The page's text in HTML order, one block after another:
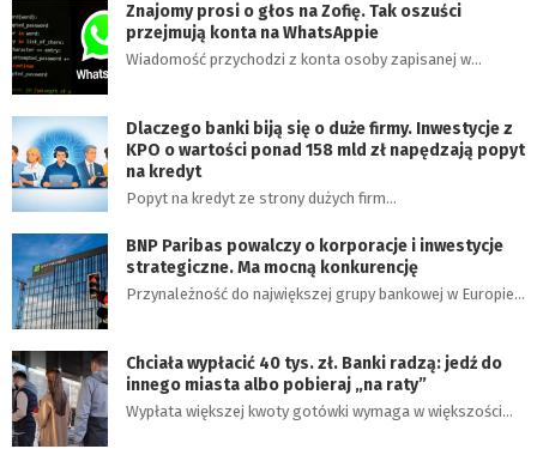
Znajomy prosi o głos na Zofię. Tak oszuści
przejmują konta na WhatsAppie
Wiadomość przychodzi z konta osoby zapisanej w…
Dlaczego banki biją się o duże firmy. Inwestycje z
KPO o wartości ponad 158 mld zł napędzają popyt
na kredyt
Popyt na kredyt ze strony dużych firm…
BNP Paribas powalczy o korporacje i inwestycje
strategiczne. Ma mocną konkurencję
Przynależność do największej grupy bankowej w Europie…
Chciała wypłacić 40 tys. zł. Banki radzą: jedź do
innego miasta albo pobieraj „na raty”
Wypłata większej kwoty gotówki wymaga w większości…